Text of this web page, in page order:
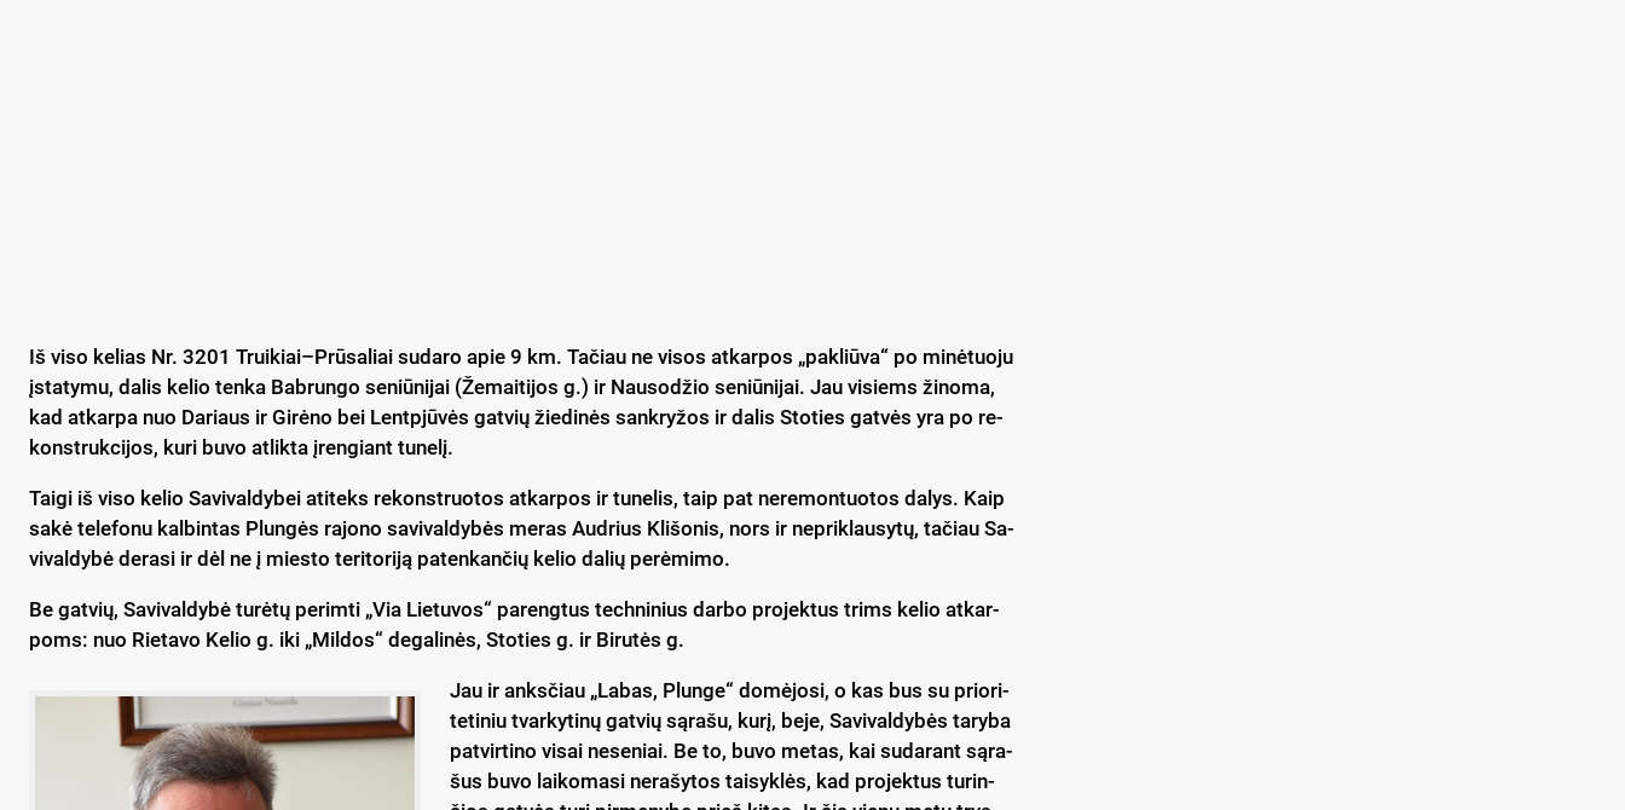
Iš vi­so ke­lias Nr. 3201 Truikiai–Prūsaliai su­da­ro apie 9 km. Ta­čiau ne vi­sos at­kar­pos „pa­kliū­va“ po mi­nė­tuo­ju
įsta­ty­mu, da­lis ke­lio ten­ka Bab­run­go se­niū­ni­jai (Že­mai­ti­jos g.) ir Nau­so­džio se­niū­ni­jai. Jau vi­siems ži­no­ma,
kad at­kar­pa nuo Da­riaus ir Gi­rė­no bei Lentp­jū­vės gat­vių žie­di­nės san­kry­žos ir da­lis Sto­ties gat­vės yra po re­
konst­ruk­ci­jos, ku­ri bu­vo at­lik­ta įren­giant tu­ne­lį.
Tai­gi iš vi­so ke­lio Sa­vi­val­dy­bei ati­teks re­konst­ruo­tos at­kar­pos ir tu­ne­lis, taip pat ne­re­mon­tuo­tos da­lys. Kaip
sa­kė te­le­fo­nu kal­bin­tas Plun­gės ra­jo­no sa­vi­val­dy­bės me­ras Aud­rius Kli­šo­nis, nors ir ne­prik­lau­sy­tų, ta­čiau Sa­
vi­val­dy­bė de­ra­si ir dėl ne į mies­to te­ri­to­ri­ją pa­ten­kan­čių ke­lio da­lių pe­rė­mi­mo.
Be gat­vių, Sa­vi­val­dy­bė tu­rė­tų pe­rim­ti „Via Lie­tu­vos“ pa­reng­tus tech­ni­nius dar­bo pro­jek­tus trims ke­lio at­kar­
poms: nuo Rie­ta­vo Ke­lio g. iki „Mil­dos“ de­ga­li­nės, Sto­ties g. ir Bi­ru­tės g.
Jau ir anks­čiau „Labas, Plun­ge“ do­mė­jo­si, o kas bus su prio­ri­
te­ti­niu tvar­ky­ti­nų gat­vių są­ra­šu, ku­rį, be­je, Sa­vi­val­dy­bės ta­ry­ba
pa­tvir­ti­no vi­sai ne­se­niai. Be to, bu­vo me­tas, kai su­da­rant są­ra­
šus bu­vo lai­ko­ma­si ne­ra­šy­tos tai­syk­lės, kad pro­jek­tus tu­rin­